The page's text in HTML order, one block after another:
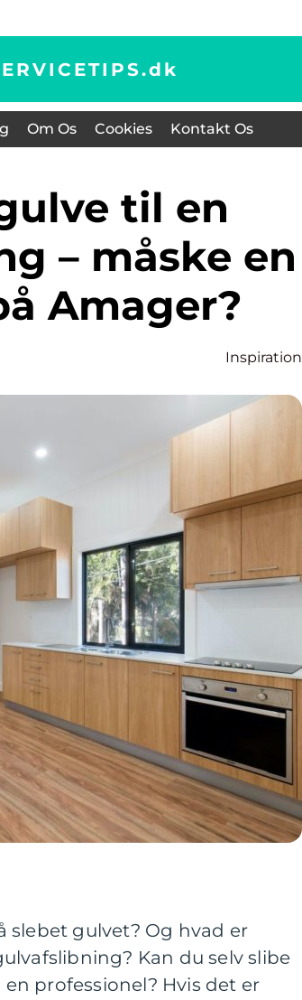
dk
Om Os Cookies Kontakt Os
– måske en
Amager?
Inspiration
slebet gulvet? Og hvad er
Kan du selv slibe
professionel? Hvis det er